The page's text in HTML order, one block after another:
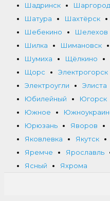
Шадринск
Шаргород
Шатура
Шахтёрск
Шебекино
Шелехов
Шилка
Шимановск
Шумиха
Щёлкино
Щорс
Электрогорск
Электроугли
Элиста
Юбилейный
Югорск
Южное
Юрюзань
Яворов
Яковлевка
Якутск
Яремче
Ярославль
Ясный
Яхрома